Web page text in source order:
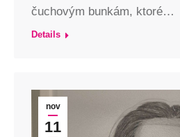
čuchovým bunkám, ktoré…
Details
nov
11